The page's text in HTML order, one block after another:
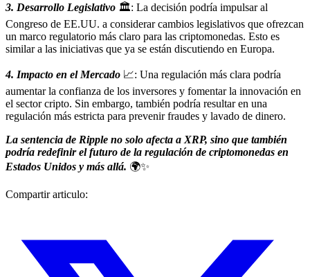
3. Desarrollo Legislativo 🏛️: La decisión podría impulsar al
Congreso de EE.UU. a considerar cambios legislativos que ofrezcan
un marco regulatorio más claro para las criptomonedas. Esto es
similar a las iniciativas que ya se están discutiendo en Europa.
4. Impacto en el Mercado 📈: Una regulación más clara podría
aumentar la confianza de los inversores y fomentar la innovación en
el sector cripto. Sin embargo, también podría resultar en una
regulación más estricta para prevenir fraudes y lavado de dinero.
La sentencia de Ripple no solo afecta a XRP, sino que también
podría redefinir el futuro de la regulación de criptomonedas en
Estados Unidos y más allá. 🌍✨
Compartir articulo: